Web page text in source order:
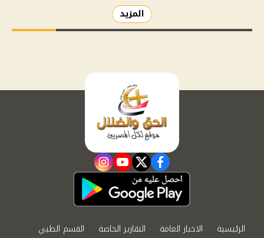
المزيد
facebook
twitter
youtube
instagram
الرئيسية الاخبار العامة التقارير الخاصة
القسم الطبي